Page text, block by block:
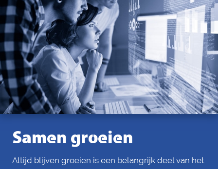
Samen groeien
Altijd blijven groeien is een belangrijk deel van het